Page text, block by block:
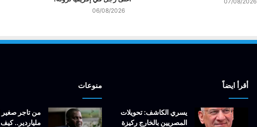
06/08/2026
أقرأ ايضاً
يسري الكاشف: تحويلات
المصريين بالخارج ركيزة
منوعات
من تاجر صغير
ملياردير..